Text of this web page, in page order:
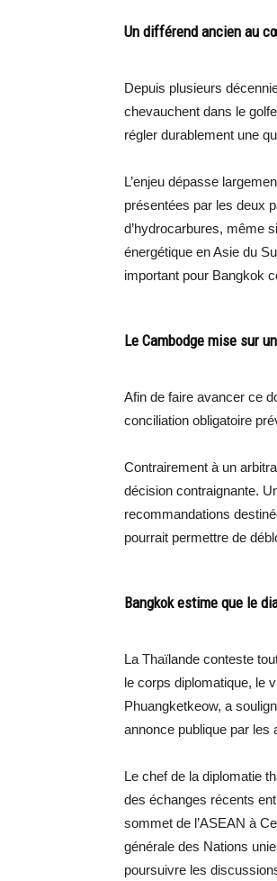
Un différend ancien au
Depuis plusieurs
chevauchent dans le
régler durablement une
L’enjeu dépasse
présentées par les deux
d’hydrocarbures, même
énergétique en Asie du
important pour Bangkok
Le Cambodge mise sur
Afin de faire avancer ce
conciliation obligatoire
Contrairement à un
décision contraignante.
recommandations
pourrait permettre de
Bangkok estime que le
La Thaïlande conteste
le corps diplomatique, le
Phuangketkeow, a
annonce publique par les
Le chef de la diplomatie
des échanges récents
sommet de l’ASEAN à
générale des Nations
poursuivre les